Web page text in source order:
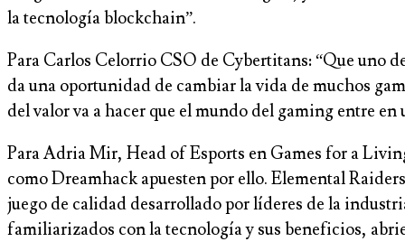
la tecnología blockchain”.
Para Carlos Celorrio CSO de Cybertitans: “Que uno
da una oportunidad de cambiar la vida de muchos
del valor va a hacer que el mundo del gaming entre
Para Adria Mir, Head of Esports en Games for a
como Dreamhack apuesten por ello. Elemental
juego de calidad desarrollado por líderes de la
familiarizados con la tecnología y sus beneficios,